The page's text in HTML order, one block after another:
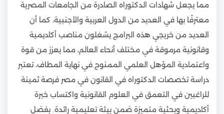
مما يجعل شهادات الدكتوراه الصادرة من الجامعات المصرية
معترفًا بها في العديد من الدول العربية والأجنبية، كما أن
العديد من خريجي هذه البرامج يشغلون مناصب أكاديمية
وقانونية مرموقة في مختلف أنحاء العالم، مما يعزز من قوة
واعتمادية المؤهل العلمي الممنوح.في نهاية المطاف، تعتبر
دراسة تخصصات الدكتوراه في القانون في مصر فرصة ثمينة
للراغبين في التعمق في العلوم القانونية واكتساب خبرة
أكاديمية وبحثية متميزة ضمن بيئة تعليمية رائدة. بفضل